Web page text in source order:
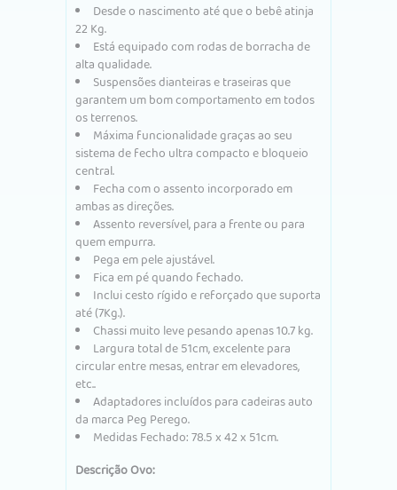
Desde o nascimento até que o bebê atinja
22 Kg.
Está equipado com rodas de borracha de
alta qualidade.
Suspensões dianteiras e traseiras que
garantem um bom comportamento em todos
os terrenos.
Máxima funcionalidade graças ao seu
sistema de fecho ultra compacto e bloqueio
central.
Fecha com o assento incorporado em
ambas as direções.
Assento reversível, para a frente ou para
quem empurra.
Pega em pele ajustável.
Fica em pé quando fechado.
Inclui cesto rígido e reforçado que suporta
até (7Kg.).
Chassi muito leve pesando apenas 10.7 kg.
Largura total de 51cm, excelente para
circular entre mesas, entrar em elevadores,
etc..
Adaptadores incluídos para cadeiras auto
da marca Peg Perego.
Medidas Fechado: 78.5 x 42 x 51cm.
Descrição Ovo: